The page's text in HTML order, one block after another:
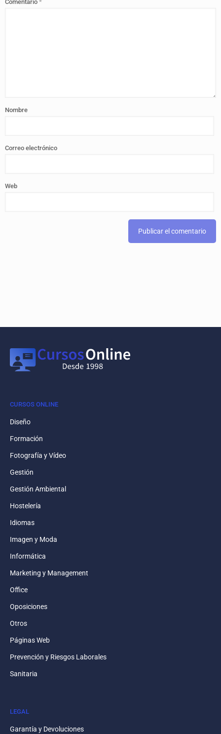
Comentario *
Nombre
Correo electrónico
Web
CURSOS ONLINE
Diseño
Formación
Fotografía y Vídeo
Gestión
Gestión Ambiental
Hostelería
Idiomas
Imagen y Moda
Informática
Marketing y Management
Office
Oposiciones
Otros
Páginas Web
Prevención y Riesgos Laborales
Sanitaria
LEGAL
Garantía y Devoluciones